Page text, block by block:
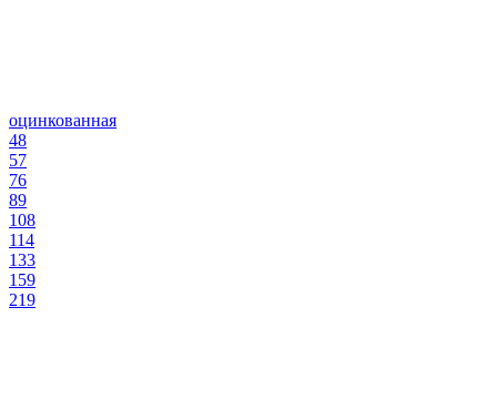
оцинкованная
48
57
76
89
108
114
133
159
219